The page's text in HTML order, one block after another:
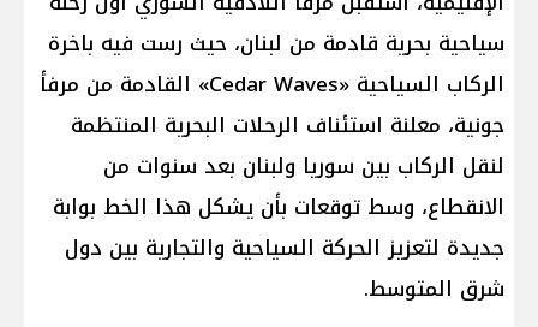
سياحية بحرية قادمة من لبنان، حيث رست فيه باخرة
الركاب السياحية «Cedar Waves» القادمة من مرفأ
جونية، معلنة استئناف الرحلات البحرية المنتظمة
لنقل الركاب بين سوريا ولبنان بعد سنوات من
الانقطاع، وسط توقعات بأن يشكل هذا الخط بوابة
جديدة لتعزيز الحركة السياحية والتجارية بين دول
شرق المتوسط.